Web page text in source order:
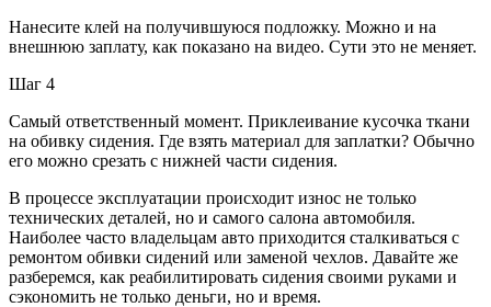
Нанесите клей на получившуюся подложку. Можно и на
внешнюю заплату, как показано на видео. Сути это не меняет.
Шаг 4
Самый ответственный момент. Приклеивание кусочка ткани
на обивку сидения. Где взять материал для заплатки? Обычно
его можно срезать с нижней части сидения.
В процессе эксплуатации происходит износ не только
технических деталей, но и самого салона автомобиля.
Наиболее часто владельцам авто приходится сталкиваться с
ремонтом обивки сидений или заменой чехлов. Давайте же
разберемся, как реабилитировать сидения своими руками и
сэкономить не только деньги, но и время.